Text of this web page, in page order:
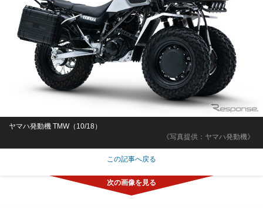
《写真提供：ヤマハ発動機》
ヤマハ発動機 TMW（10/18）
この記事へ戻る